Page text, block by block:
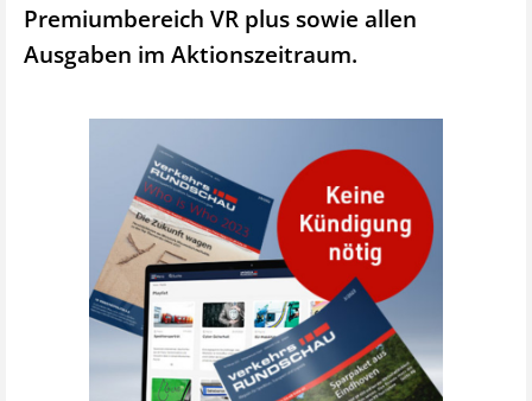
Premiumbereich VR plus sowie allen
Ausgaben im Aktionszeitraum.